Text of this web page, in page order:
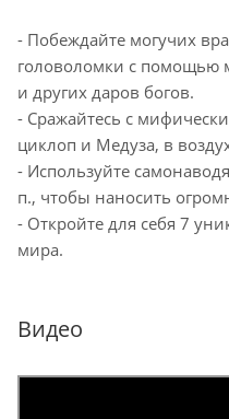
- Побеждайте могучих
головоломки с помощью
и других даров богов.
- Сражайтесь с
циклоп и Медуза, в
- Используйте
п., чтобы наносить
- Откройте для себя 7
мира.
Видео